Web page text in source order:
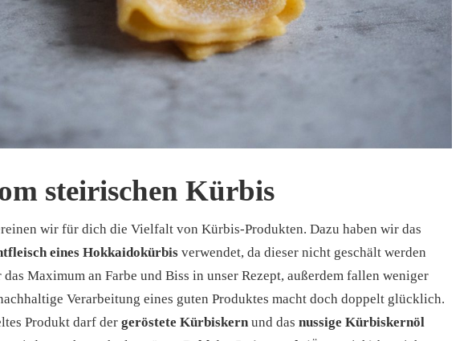
steirischen Kürbis
wir für dich die Vielfalt von Kürbis-Produkten. Dazu haben wir das
eines Hokkaidokürbis verwendet, da dieser nicht geschält werden
Maximum an Farbe und Biss in unser Rezept, außerdem fallen weniger
Verarbeitung eines guten Produktes macht doch doppelt glücklich.
Produkt darf der geröstete Kürbiskernund das nussige Kürbiskernöl